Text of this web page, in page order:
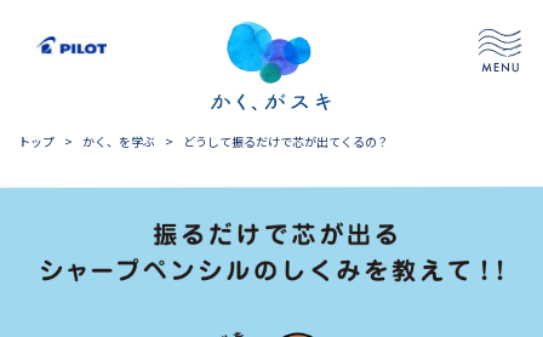
トップ > かく、を学ぶ > どうして振るだけで芯が出てくるの？